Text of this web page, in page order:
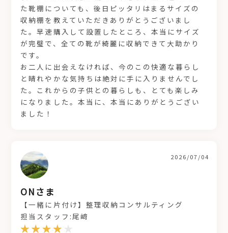
た靴棚についても、後日ピッタリはまるサイズの
収納棚を教えていただきありがとうございまし
た。早速購入して設置したところ、本当にサイズ
が完璧で、全ての靴が綺麗に収納できて大助かり
です。
お二人に出会えなければ、今のこの快適な暮らし
と晴れやかな気持ちは絶対に手に入りませんでし
た。これからの子供との暮らしも、とても楽しみ
になりました。本当に、本当にありがとうござい
ました！
ONさま
2026/07/04
【一緒に片付け】整理収納コンサルティング
担当スタッフ:尾﨑